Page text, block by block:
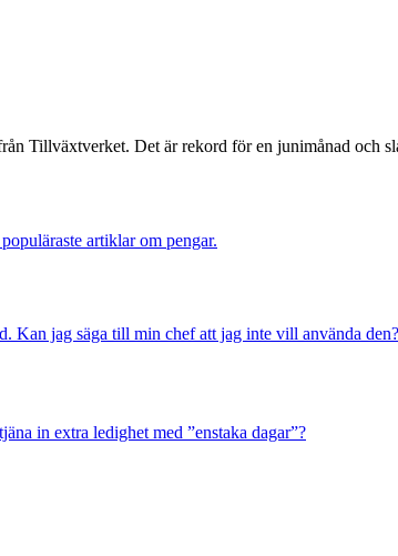
Tillväxtverket. Det är rekord för en junimånad och
artiklar om pengar.
Kan jag säga till min chef att jag inte vill använda den?
in extra ledighet med ”enstaka dagar”?